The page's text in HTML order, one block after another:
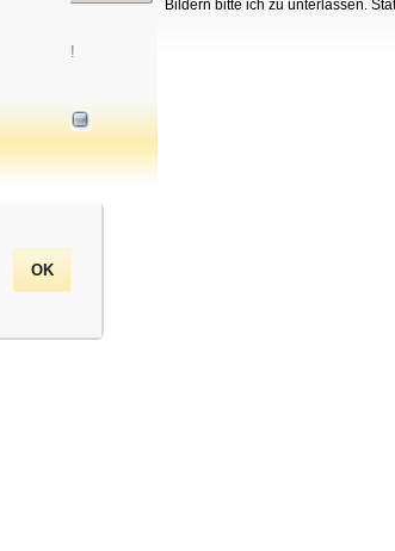
!
Bildern bitte ich zu unterlassen.